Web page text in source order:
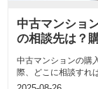
中古マンショ
の相談先は？
いても解説
中古マンションの購
際、どこに相談すれ
方も多いのではない